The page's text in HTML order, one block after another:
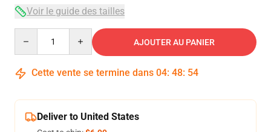
Voir le guide des tailles
AJOUTER AU PANIER
Cette vente se termine dans 04: 48: 53
Deliver to United States